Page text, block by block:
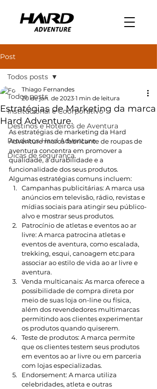
Post
Todos posts
Institucional e Coorporativo
Destinos e Roteiros de Aventura
Produtos Hard Adventure
Dicas de segurança.
Todos posts
Estratégias de Marketing da marca
Hard Adventure.
Thiago Fernandes
20 de jan. de 2023 1 min de leitura
As estratégias de marketing da Hard
Adventure marca fabricante de roupas de
aventura concentra em promover a
qualidade, a durabilidade e a
funcionalidade dos seus produtos.
Algumas estratégias comuns incluem:
Campanhas publicitárias: A marca usa
anúncios em televisão, rádio, revistas e
mídias sociais para atingir seu público-
alvo e mostrar seus produtos.
Patrocínio de atletas e eventos ao ar
livre: A marca patrocina atletas e
eventos de aventura, como escalada,
trekking, esqui, canoagem etc.para
associar ao estilo de vida ao ar livre e
aventura.
Venda multicanais: As marca oferece a
possibilidade de compra direta por
meio de suas loja on-line ou física,
além dos revendedores multimarcas
permitindo aos clientes experimentar
os produtos quando quiserem.
Teste de produtos: A marca permite
que os clientes testem seus produtos
em eventos ao ar livre ou em parceria
com lojas especializadas.
Endorsement: A marca utiliza
celebridades, atleta e outras